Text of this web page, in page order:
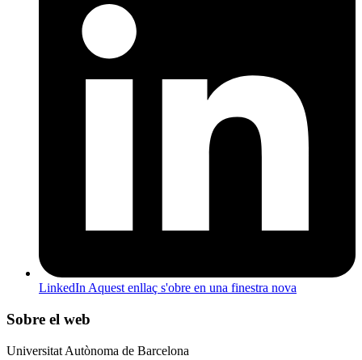
LinkedInAquest enllaç s'obre en una finestra nova
Sobre el web
Universitat Autònoma de Barcelona